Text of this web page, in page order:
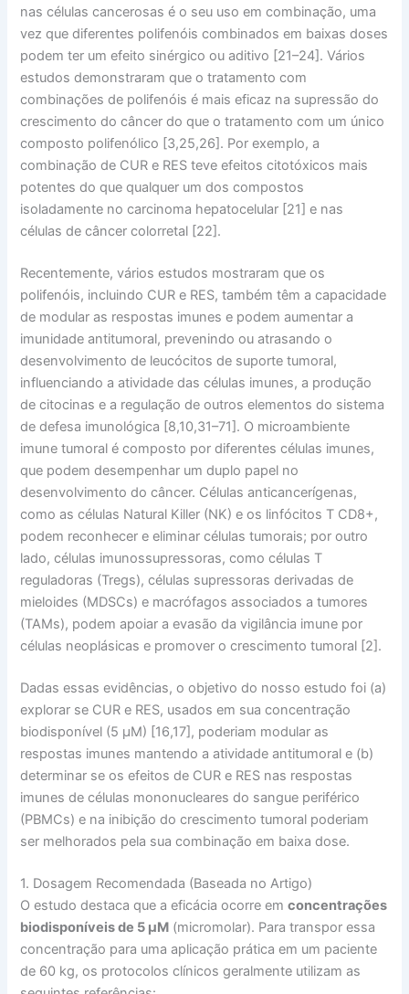
nas células cancerosas é o seu uso em combinação, uma
vez que diferentes polifenóis combinados em baixas doses
podem ter um efeito sinérgico ou aditivo [21–24]. Vários
estudos demonstraram que o tratamento com
combinações de polifenóis é mais eficaz na supressão do
crescimento do câncer do que o tratamento com um único
composto polifenólico [3,25,26]. Por exemplo, a
combinação de CUR e RES teve efeitos citotóxicos mais
potentes do que qualquer um dos compostos
isoladamente no carcinoma hepatocelular [21] e nas
células de câncer colorretal [22].
Recentemente, vários estudos mostraram que os
polifenóis, incluindo CUR e RES, também têm a capacidade
de modular as respostas imunes e podem aumentar a
imunidade antitumoral, prevenindo ou atrasando o
desenvolvimento de leucócitos de suporte tumoral,
influenciando a atividade das células imunes, a produção
de citocinas e a regulação de outros elementos do sistema
de defesa imunológica [8,10,31–71]. O microambiente
imune tumoral é composto por diferentes células imunes,
que podem desempenhar um duplo papel no
desenvolvimento do câncer. Células anticancerígenas,
como as células Natural Killer (NK) e os linfócitos T CD8+,
podem reconhecer e eliminar células tumorais; por outro
lado, células imunossupressoras, como células T
reguladoras (Tregs), células supressoras derivadas de
mieloides (MDSCs) e macrófagos associados a tumores
(TAMs), podem apoiar a evasão da vigilância imune por
células neoplásicas e promover o crescimento tumoral [2].
Dadas essas evidências, o objetivo do nosso estudo foi (a)
explorar se CUR e RES, usados em sua concentração
biodisponível (5 µM) [16,17], poderiam modular as
respostas imunes mantendo a atividade antitumoral e (b)
determinar se os efeitos de CUR e RES nas respostas
imunes de células mononucleares do sangue periférico
(PBMCs) e na inibição do crescimento tumoral poderiam
ser melhorados pela sua combinação em baixa dose.
1. Dosagem Recomendada (Baseada no Artigo)
O estudo destaca que a eficácia ocorre emconcentrações
biodisponíveis de 5 µM (micromolar). Para transpor essa
concentração para uma aplicação prática em um paciente
de 60 kg, os protocolos clínicos geralmente utilizam as